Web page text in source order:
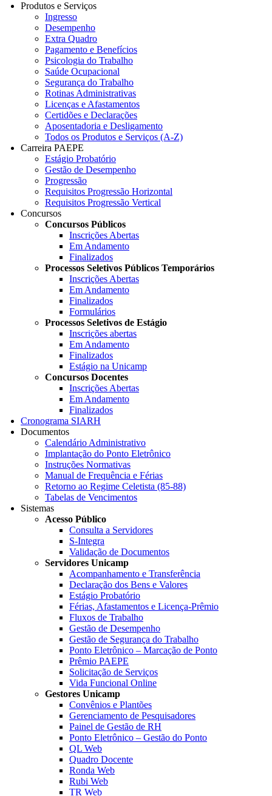
Produtos e Serviços
Ingresso
Desempenho
Extra Quadro
Pagamento e Benefícios
Psicologia do Trabalho
Saúde Ocupacional
Segurança do Trabalho
Rotinas Administrativas
Licenças e Afastamentos
Certidões e Declarações
Aposentadoria e Desligamento
Todos os Produtos e Serviços (A-Z)
Carreira PAEPE
Estágio Probatório
Gestão de Desempenho
Progressão
Requisitos Progressão Horizontal
Requisitos Progressão Vertical
Concursos
Concursos Públicos
Inscrições Abertas
Em Andamento
Finalizados
Processos Seletivos Públicos Temporários
Inscrições Abertas
Em Andamento
Finalizados
Formulários
Processos Seletivos de Estágio
Inscrições abertas
Em Andamento
Finalizados
Estágio na Unicamp
Concursos Docentes
Inscrições Abertas
Em Andamento
Finalizados
Cronograma SIARH
Documentos
Calendário Administrativo
Implantação do Ponto Eletrônico
Instruções Normativas
Manual de Frequência e Férias
Retorno ao Regime Celetista (85-88)
Tabelas de Vencimentos
Sistemas
Acesso Público
Consulta a Servidores
S-Integra
Validação de Documentos
Servidores Unicamp
Acompanhamento e Transferência
Declaração dos Bens e Valores
Estágio Probatório
Férias, Afastamentos e Licença-Prêmio
Fluxos de Trabalho
Gestão de Desempenho
Gestão de Segurança do Trabalho
Ponto Eletrônico – Marcação de Ponto
Prêmio PAEPE
Solicitação de Serviços
Vida Funcional Online
Gestores Unicamp
Convênios e Plantões
Gerenciamento de Pesquisadores
Painel de Gestão de RH
Ponto Eletrônico – Gestão do Ponto
QL Web
Quadro Docente
Ronda Web
Rubi Web
TR Web